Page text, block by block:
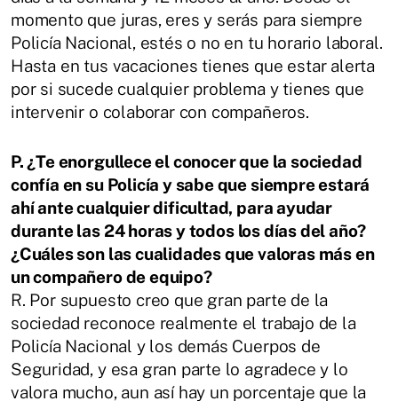
momento que juras, eres y serás para siempre
Policía Nacional, estés o no en tu horario laboral.
Hasta en tus vacaciones tienes que estar alerta
por si sucede cualquier problema y tienes que
intervenir o colaborar con compañeros.
P. ¿Te enorgullece el conocer que la sociedad
confía en su Policía y sabe quesiempre estará
ahí ante cualquier dificultad, para ayudar
durante las 24 horas ytodos los días del año?
¿Cuáles son las cualidades que valoras más en
un compañerode equipo?
R. Por supuesto creo que gran parte de la
sociedad reconoce realmente el trabajo de la
Policía Nacional y los demás Cuerpos de
Seguridad, y esa gran parte lo agradece y lo
valora mucho, aun así hay un porcentaje que la